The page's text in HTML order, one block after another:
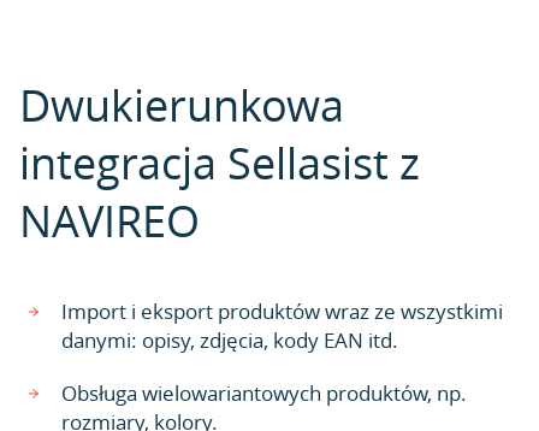
Dwukierunkowa
integracja Sellasist z
NAVIREO
Import i eksport produktów wraz ze wszystkimi
danymi: opisy, zdjęcia, kody EAN itd.
Obsługa wielowariantowych produktów, np.
rozmiary, kolory.